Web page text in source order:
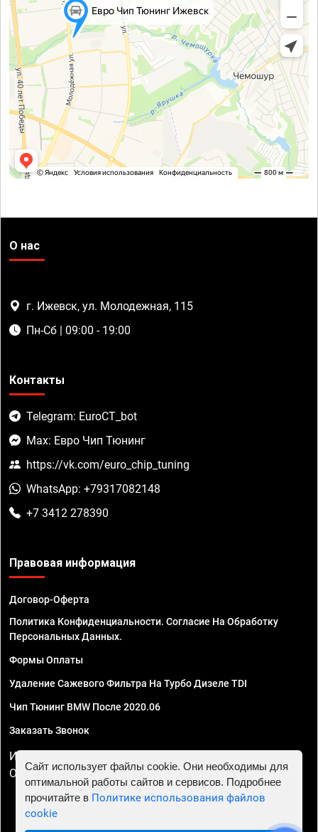
О нас
г. Ижевск, ул. Молодежная, 115
Пн-Сб | 09:00 - 19:00
Контакты
Telegram: EuroCT_bot
Max: Евро Чип Тюнинг
https://vk.com/euro_chip_tuning
WhatsApp: +79317082148
+7 3412 278390
Правовая информация
Договор-Оферта
Политика Конфиденциальности. Согласие На Обработку
Персональных Данных.
Формы Оплаты
Удаление Сажевого Фильтра На Турбо Дизеле TDI
Чип Тюнинг BMW После 2020.06
Заказать Звонок
ИП Смирнов Георгий Павлович. ИНН 781302555843,
ОГРНИП 324470400032610
Сайт использует файлы cookie. Они необходимы для
оптимальной работы сайтов и сервисов. Подробнее
прочитайте в Политике использования файлов
cookie